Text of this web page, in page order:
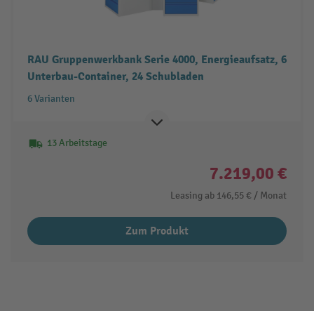
RAU Gruppenwerkbank Serie 4000, Energieaufsatz, 6
Unterbau-Container, 24 Schubladen
6 Varianten
13 Arbeitstage
7.219,00 €
Leasing ab 146,55 € / Monat
Zum Produkt